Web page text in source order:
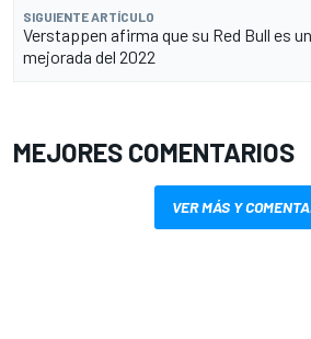
SIGUIENTE ARTÍCULO
Verstappen afirma que su Red Bull es
mejorada del 2022
MEJORES COMENTARIOS
VER MÁS Y